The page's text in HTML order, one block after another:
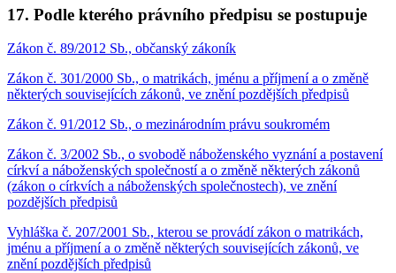
17. Podle kterého právního předpisu se postupuje
Zákon č. 89/2012 Sb., občanský zákoník
Zákon č. 301/2000 Sb., o matrikách, jménu a příjmení a o změně
některých souvisejících zákonů, ve znění pozdějších předpisů
Zákon č. 91/2012 Sb., o mezinárodním právu soukromém
Zákon č. 3/2002 Sb., o svobodě náboženského vyznání a postavení
církví a náboženských společností a o změně některých zákonů
(zákon o církvích a náboženských společnostech), ve znění
pozdějších předpisů
Vyhláška č. 207/2001 Sb., kterou se provádí zákon o matrikách,
jménu a příjmení a o změně některých souvisejících zákonů, ve
znění pozdějších předpisů